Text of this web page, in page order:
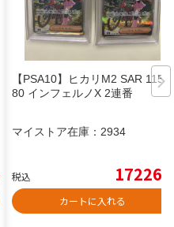
【PSA10】ヒカリM2 SAR 115/0
80 インフェルノX 2連番
マイストア在庫： 2934
税込 17226
カートに入れる